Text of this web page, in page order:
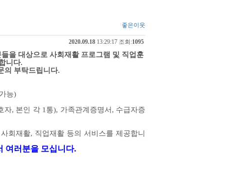
좋은이웃
2020.09.18 13:29:17 조회:1095
을 대상으로 사회재활 프로그램 및 직업훈
니다.
의 부탁드립니다.
능)
, 본인 각 1통), 가족관계증명서, 수급자증
회재활, 직업재활 등의 서비스를 제공합니
여러분을 모십니다.